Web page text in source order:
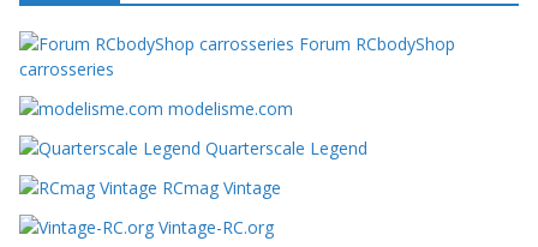
Forum RCbodyShop
carrosseries
modelisme.com
Quarterscale Legend
RCmag Vintage
Vintage-RC.org